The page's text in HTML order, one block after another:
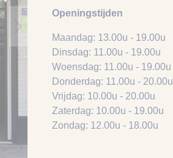
Openingstijden
Maandag: 13.00u - 19.00u
Dinsdag: 11.00u - 19.00u
Woensdag: 11.00u - 19.00u
Donderdag: 11.00u - 20.00u
Vrijdag: 10.00u - 20.00u
Zaterdag: 10.00u - 19.00u
Zondag: 12.00u - 18.00u